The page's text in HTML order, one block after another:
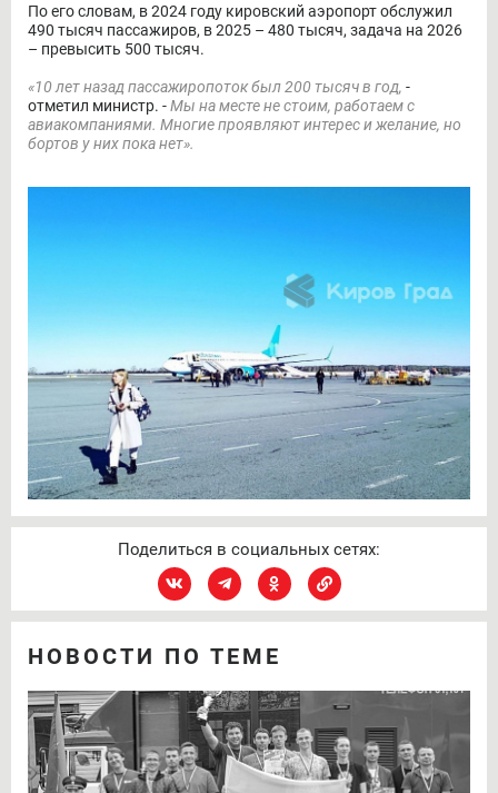
По его словам, в 2024 году кировский аэропорт обслужил
490 тысяч пассажиров, в 2025 – 480 тысяч, задача на 2026
– превысить 500 тысяч.
«10 лет назад пассажиропоток был 200 тысяч в год, -
отметил министр. -Мы на месте не стоим, работаем с
авиакомпаниями. Многие проявляют интерес и желание, но
бортов у них пока нет».
Поделиться в социальных сетях:
НОВОСТИ ПО ТЕМЕ